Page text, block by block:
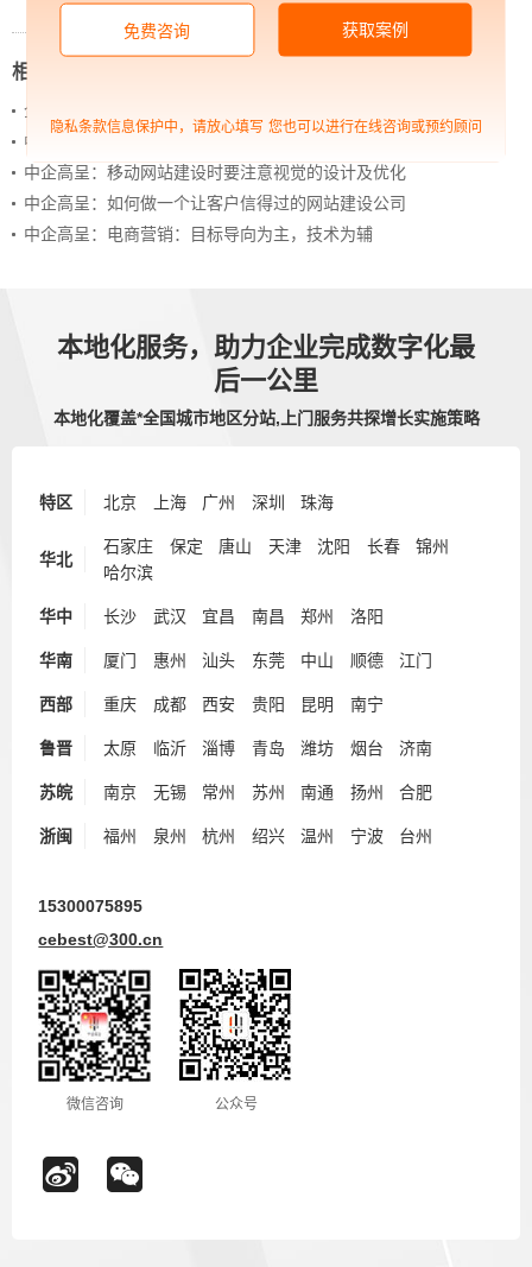
相关新闻
企业数字化：人力资源数字化转型破局之道
中企高呈：SEO搜索优化推广怎么做
中企高呈：移动网站建设时要注意视觉的设计及优化
中企高呈：如何做一个让客户信得过的网站建设公司
中企高呈：电商营销：目标导向为主，技术为辅
本地化服务，助力企业完成数字化最
后一公里
本地化覆盖*全国城市地区分站,上门服务共探增长实施策略
特区 北京 上海 广州 深圳 珠海
华北
石家庄 保定 唐山 天津 沈阳 长春
锦州
哈尔滨
华中 长沙 武汉 宜昌 南昌 郑州 洛阳
华南 厦门 惠州 汕头 东莞 中山 顺德 江门
西部 重庆 成都 西安 贵阳 昆明 南宁
鲁晋 太原 临沂 淄博 青岛 潍坊 烟台 济南
苏皖 南京 无锡 常州 苏州 南通 扬州 合肥
浙闽 福州 泉州 杭州 绍兴 温州 宁波 台州
15300075895
cebest@300.cn
微信咨询 公众号
免费咨询 获取案例
隐私条款信息保护中，请放心填写 您也可以进行在线咨询或预约顾问